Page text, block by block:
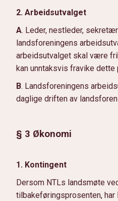
2. Arbeidsutvalget
A. Leder, nestleder,
landsforeningens
arbeidsutvalget skal være
kan unntaksvis fravike dette
B. Landsforeningens
daglige driften av
§ 3 Økonomi
1. Kontingent
Dersom NTLs landsmøte
tilbakeføringsprosenten,